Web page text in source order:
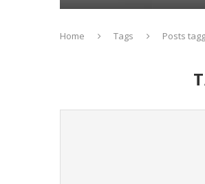
Home Tags Posts